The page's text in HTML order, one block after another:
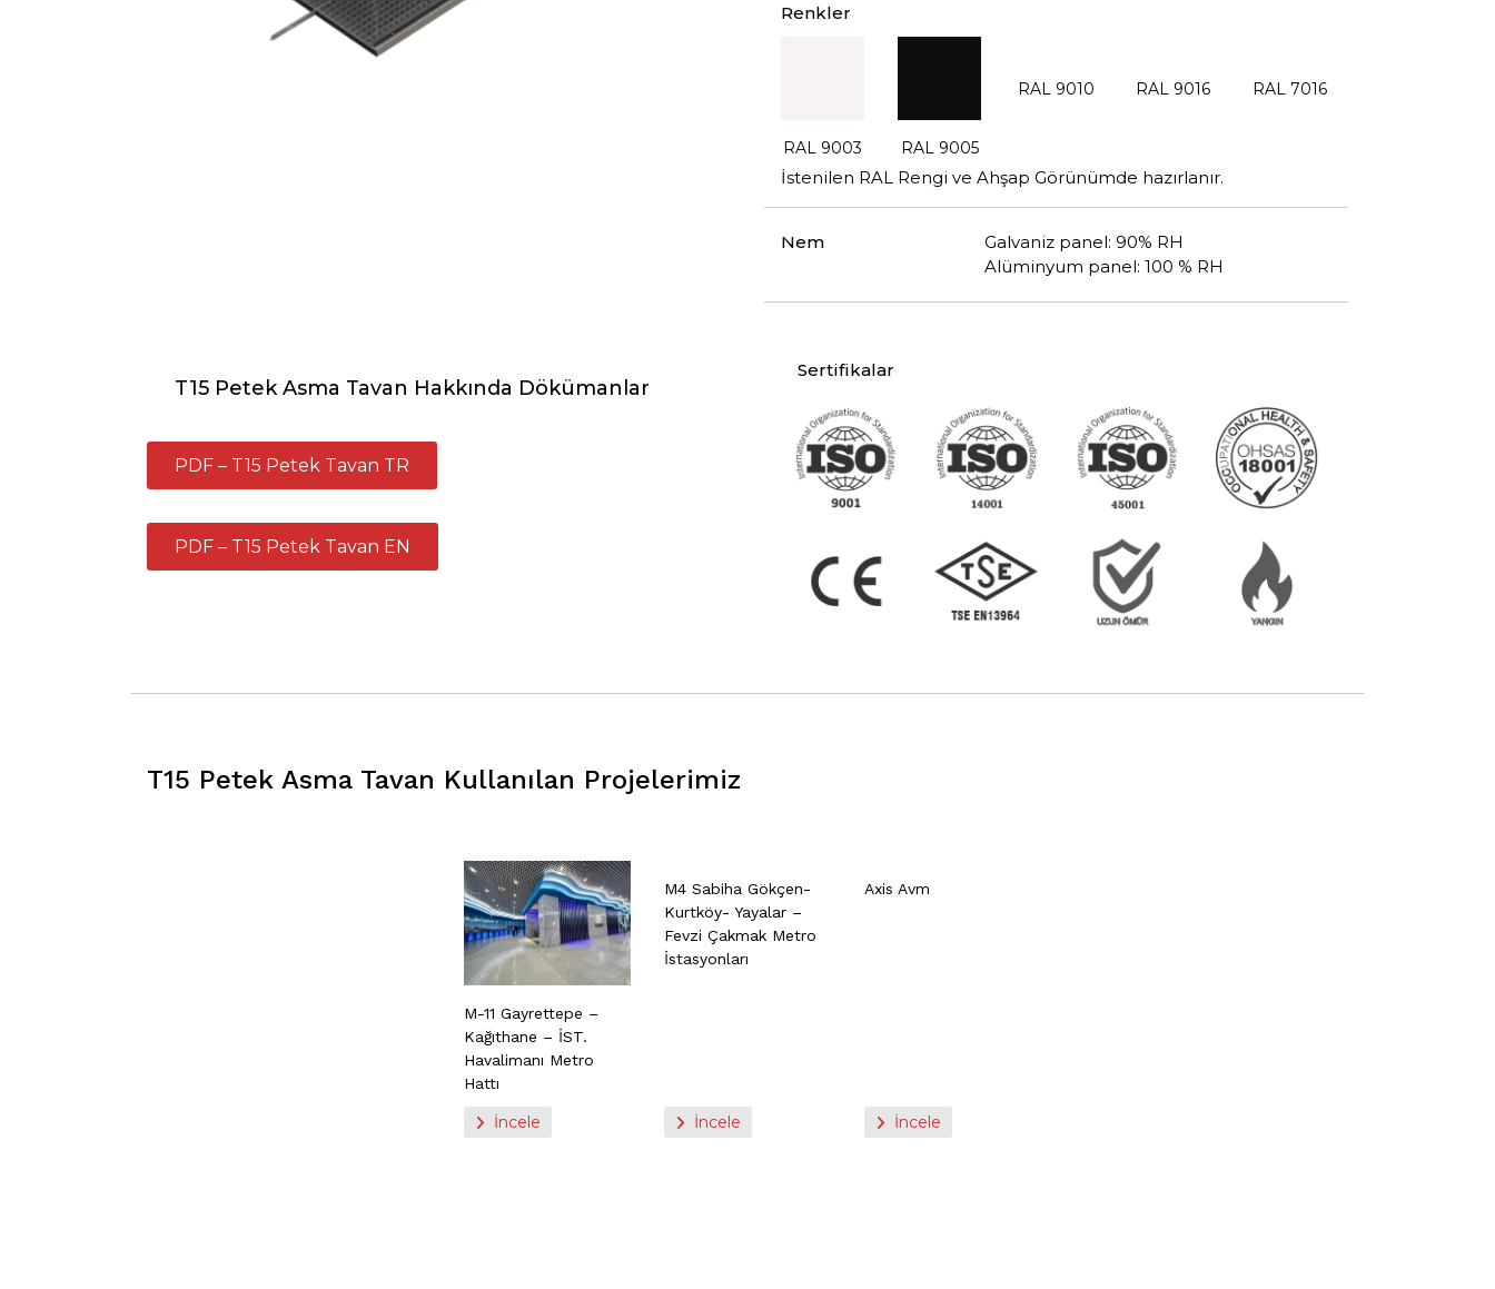
Renkler
RAL 9003 RAL 9005
RAL 9010 RAL 9016 RAL 7016
İstenilen RAL Rengi ve Ahşap Görünümde hazırlanır.
Nem
Galvaniz panel: 90% RH
Alüminyum panel: 100 % RH
T15 Petek Asma Tavan Hakkında Dökümanlar
PDF – T15 Petek Tavan TR
PDF – T15 Petek Tavan EN
Sertifikalar
T15 Petek Asma Tavan Kullanılan Projelerimiz
M-11 Gayrettepe –
Kağıthane – İST.
Havalimanı Metro
Hattı
İncele
M4 Sabiha Gökçen-
Kurtköy- Yayalar –
Fevzi Çakmak Metro
İstasyonları
İncele
Axis Avm
İncele